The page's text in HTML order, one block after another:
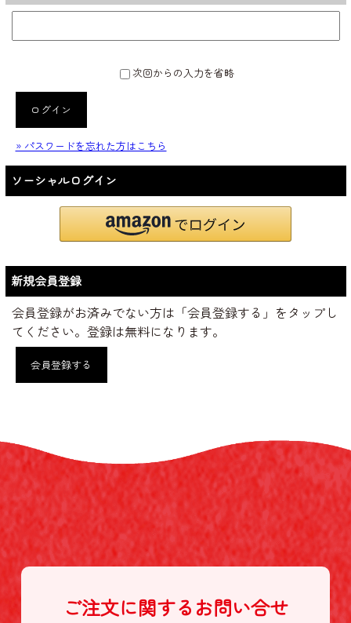
次回からの入力を省略
ログイン
» パスワードを忘れた方はこちら
ソーシャルログイン
新規会員登録
会員登録がお済みでない方は「会員登録する」をタップし
てください。登録は無料になります。
会員登録する
ご注文に関する お問い合せ